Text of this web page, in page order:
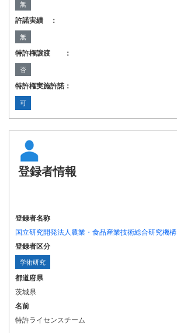
無
許諾実績 ：
無
特許権譲渡 ：
否
特許権実施許諾：
可
登録者情報
登録者名称
国立研究開発法人農業・食品産業技術総合研究機構
登録者区分
学術研究
都道府県
茨城県
名前
特許ライセンスチーム